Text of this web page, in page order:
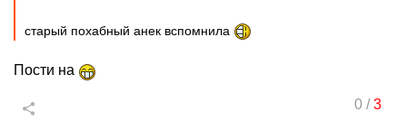
старый похабный анек вспомнила
Пости на
0/3